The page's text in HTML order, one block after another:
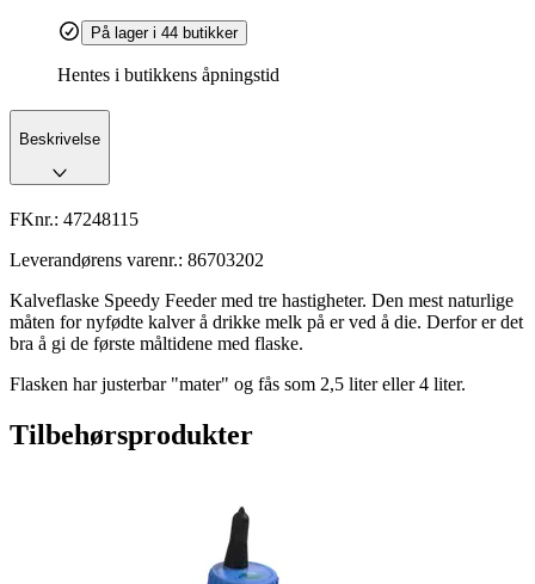
På lager i 44 butikker
Hentes i butikkens åpningstid
Beskrivelse
FKnr.: 47248115
Leverandørens varenr.: 86703202
Kalveflaske Speedy Feeder med tre hastigheter. Den mest naturlige
måten for nyfødte kalver å drikke melk på er ved å die. Derfor er det
bra å gi de første måltidene med flaske.
Flasken har justerbar "mater" og fås som 2,5 liter eller 4 liter.
Tilbehørsprodukter